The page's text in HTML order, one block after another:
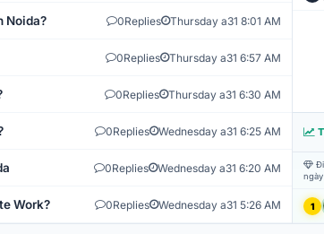
Noida? 0Replies Thursday a31 8:01 AM
0Replies Thursday a31 6:57 AM
0Replies Thursday a31 6:30 AM
0Replies Wednesday a31 6:25 AM
0Replies Wednesday a31 6:20 AM
Work? 0Replies Wednesday a31 5:26 AM 1